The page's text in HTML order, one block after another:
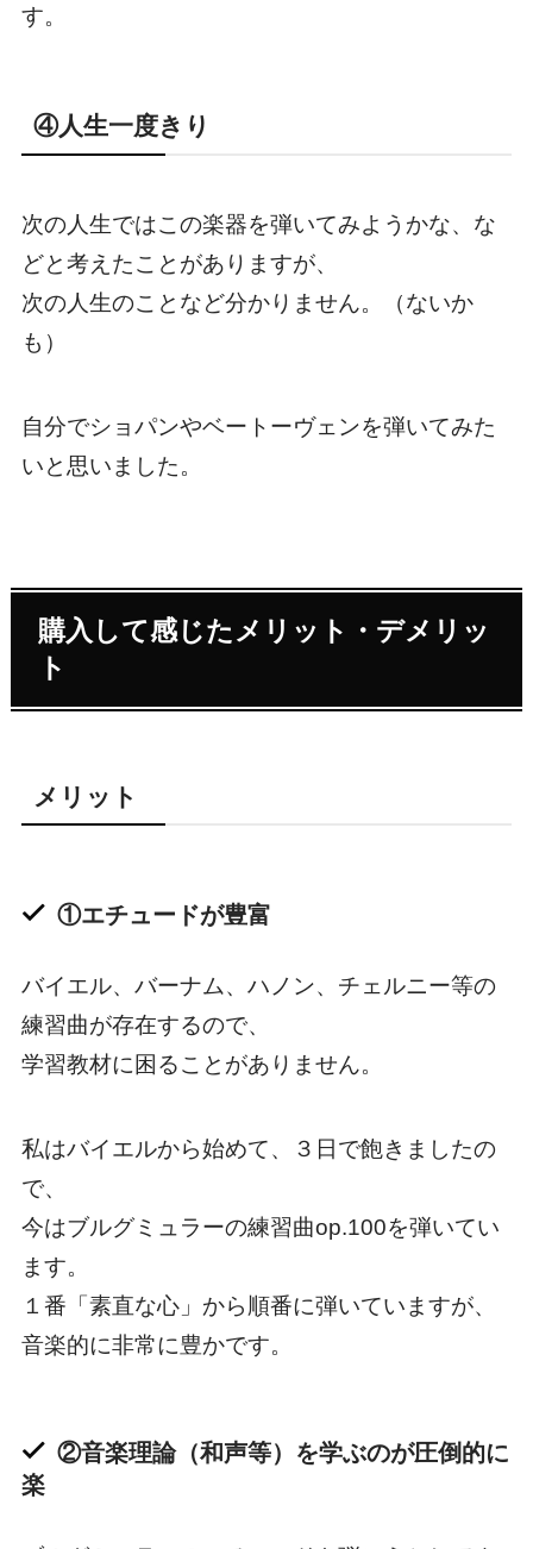
す。
④人生一度きり
次の人生ではこの楽器を弾いてみようかな、な
どと考えたことがありますが、
次の人生のことなど分かりません。（ないか
も）
自分でショパンやベートーヴェンを弾いてみた
いと思いました。
購入して感じたメリット・デメリッ
ト
メリット
①エチュードが豊富
バイエル、バーナム、ハノン、チェルニー等の
練習曲が存在するので、
学習教材に困ることがありません。
私はバイエルから始めて、３日で飽きましたの
で、
今はブルグミュラーの練習曲op.100を弾いてい
ます。
１番「素直な心」から順番に弾いていますが、
音楽的に非常に豊かです。
②音楽理論（和声等）を学ぶのが圧倒的に
楽